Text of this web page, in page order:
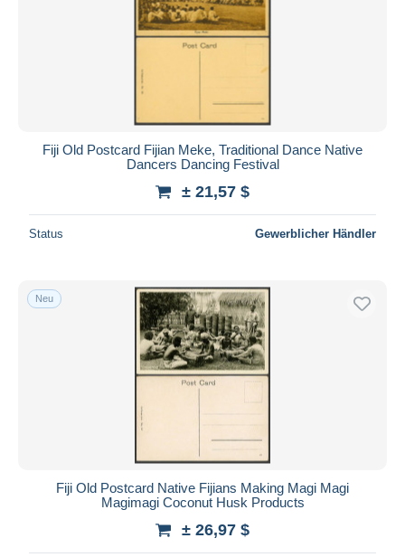
Fiji Old Postcard Fijian Meke, Traditional Dance Native
Dancers Dancing Festival
± 21,57 $
Status Gewerblicher Händler
Neu
Fiji Old Postcard Native Fijians Making Magi Magi
Magimagi Coconut Husk Products
± 26,97 $